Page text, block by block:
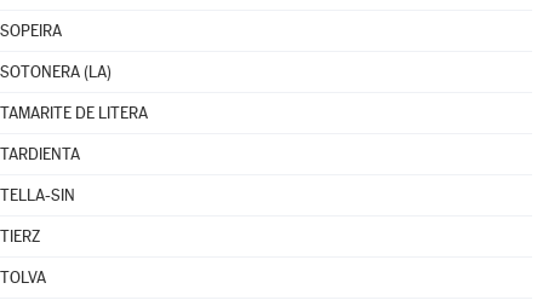
SOPEIRA
SOTONERA (LA)
TAMARITE DE LITERA
TARDIENTA
TELLA-SIN
TIERZ
TOLVA